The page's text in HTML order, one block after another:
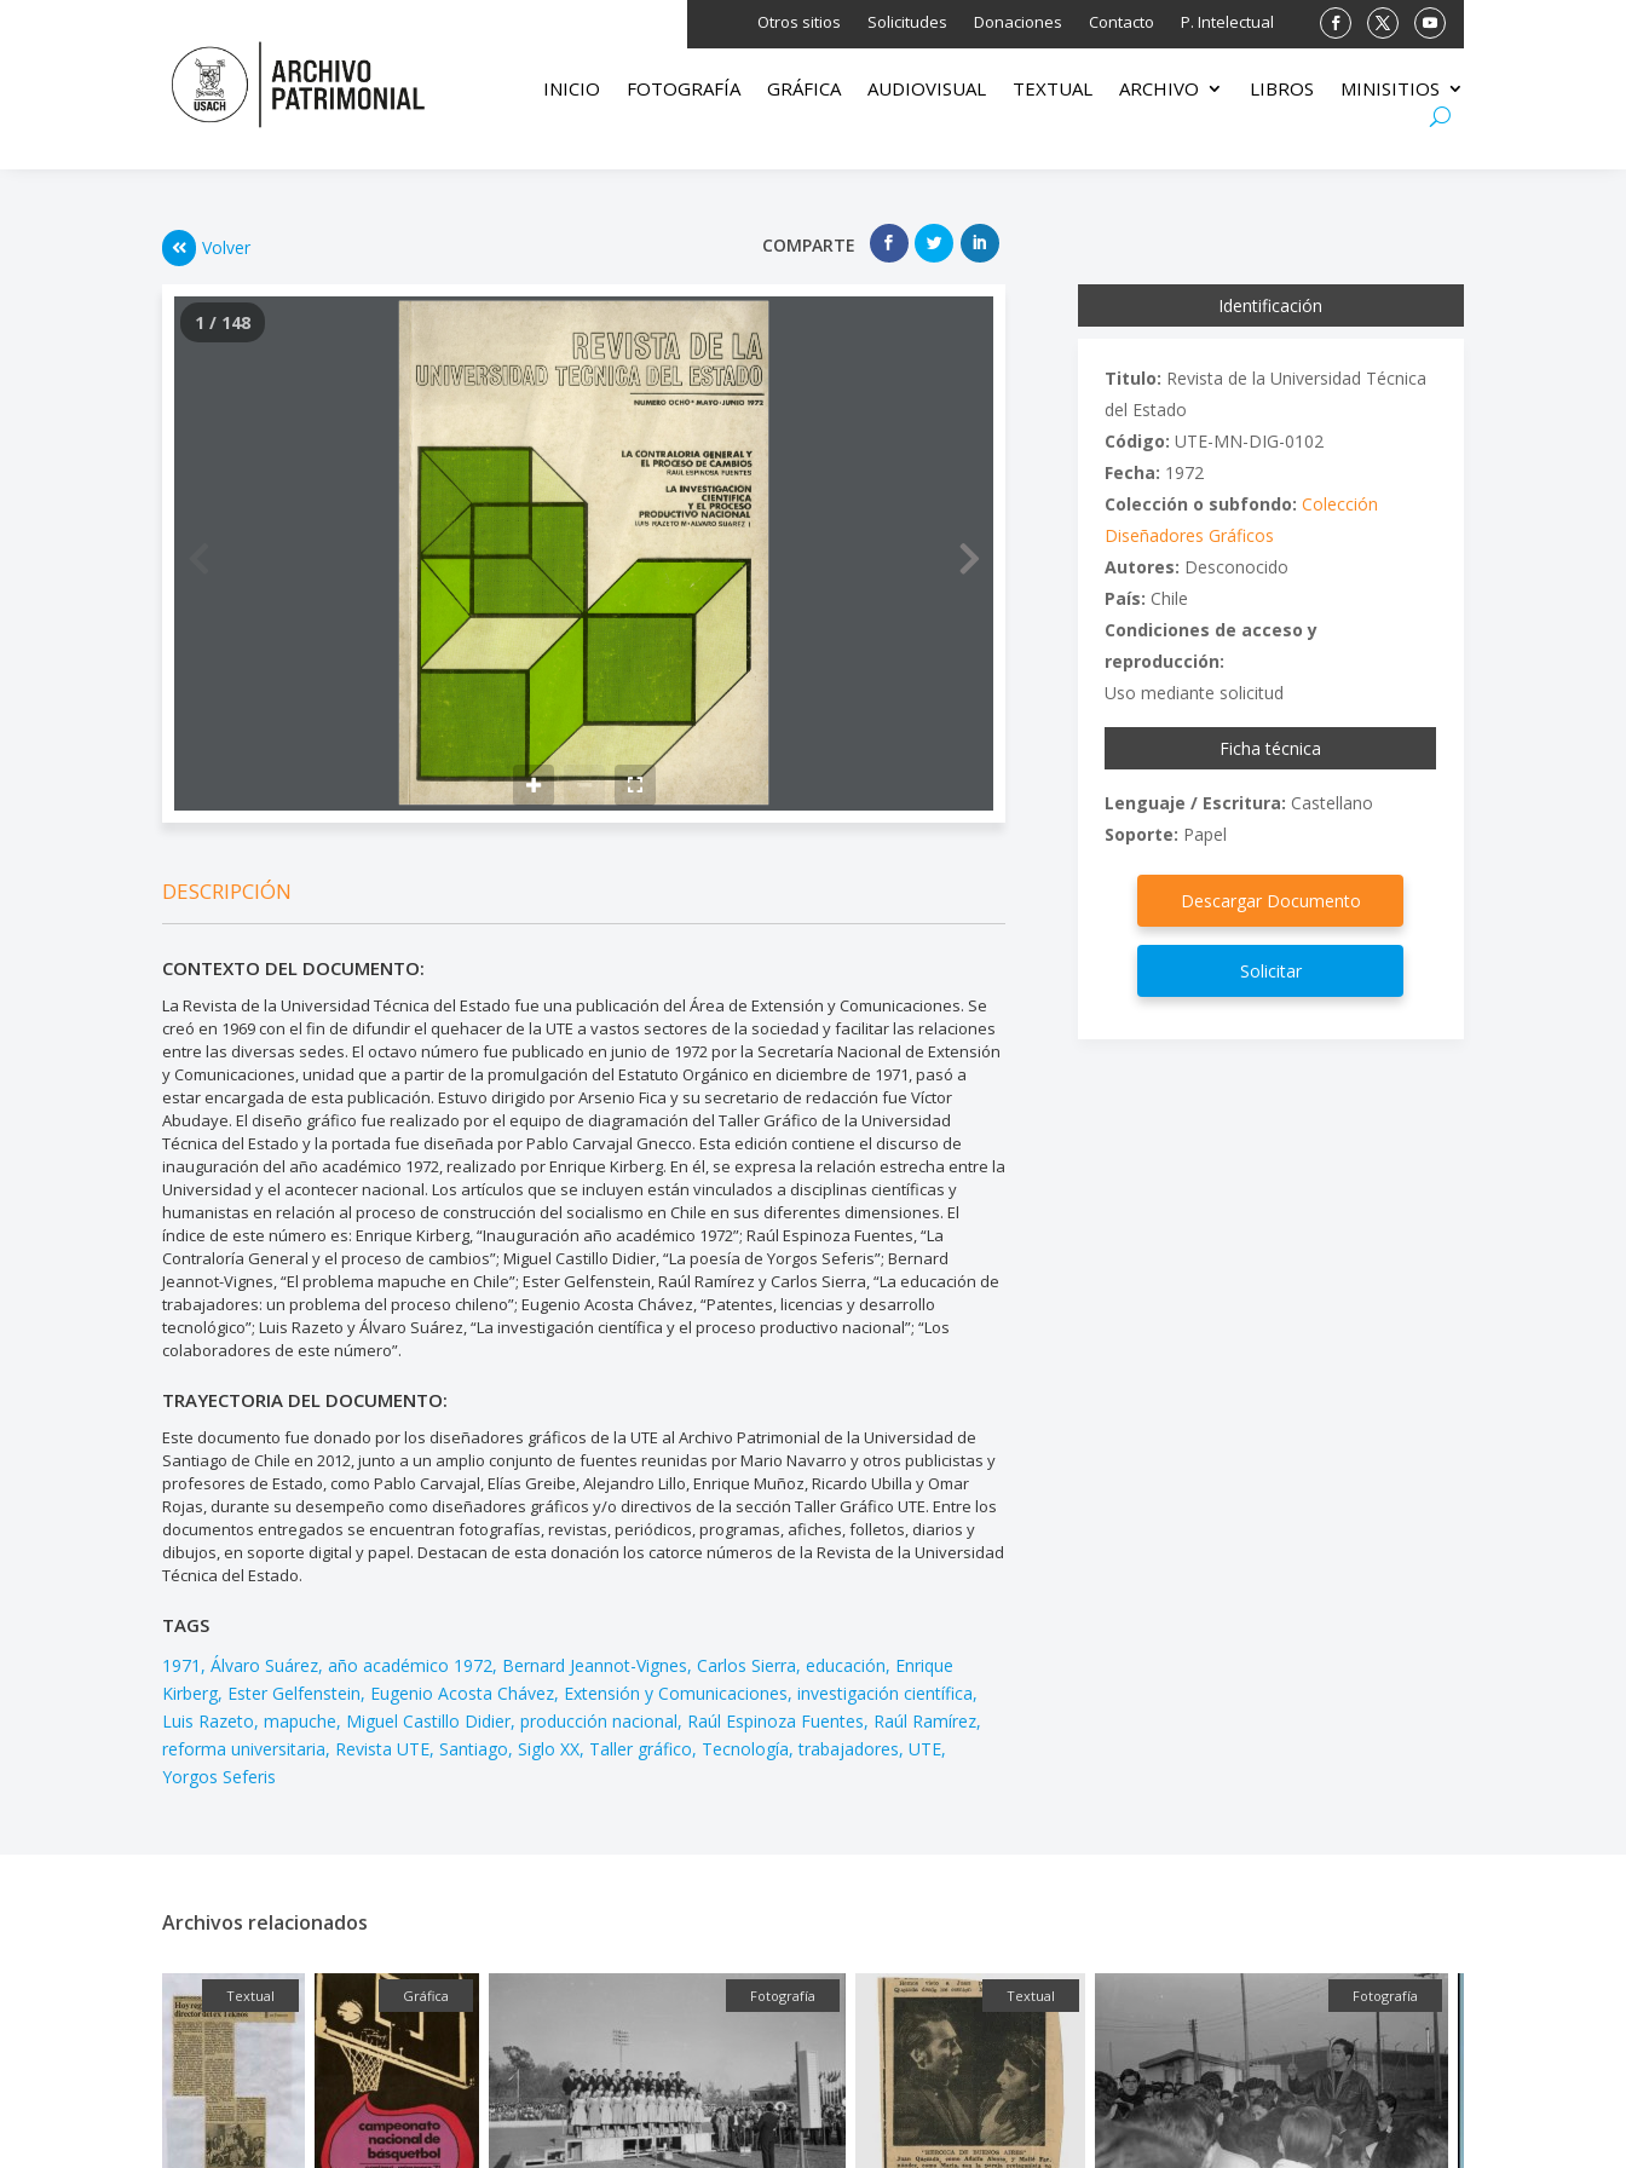
Otros sitios Solicitudes Donaciones Contacto P. Intelectual
INICIO FOTOGRAFÍA GRÁFICA AUDIOVISUAL TEXTUAL ARCHIVO LIBROS MINISITIOS
Volver COMPARTE
1 / 148
DESCRIPCIÓN
CONTEXTO DEL DOCUMENTO:
La Revista de la Universidad Técnica del Estado fue una publicación del Área de Extensión y Comunicaciones. Se
creó en 1969 con el fin de difundir el quehacer de la UTE a vastos sectores de la sociedad y facilitar las relaciones
entre las diversas sedes. El octavo número fue publicado en junio de 1972 por la Secretaría Nacional de Extensión
y Comunicaciones, unidad que a partir de la promulgación del Estatuto Orgánico en diciembre de 1971, pasó a
estar encargada de esta publicación. Estuvo dirigido por Arsenio Fica y su secretario de redacción fue Víctor
Abudaye. El diseño gráfico fue realizado por el equipo de diagramación del Taller Gráfico de la Universidad
Técnica del Estado y la portada fue diseñada por Pablo Carvajal Gnecco. Esta edición contiene el discurso de
inauguración del año académico 1972, realizado por Enrique Kirberg. En él, se expresa la relación estrecha entre la
Universidad y el acontecer nacional. Los artículos que se incluyen están vinculados a disciplinas científicas y
humanistas en relación al proceso de construcción del socialismo en Chile en sus diferentes dimensiones. El
índice de este número es: Enrique Kirberg, “Inauguración año académico 1972”; Raúl Espinoza Fuentes, “La
Contraloría General y el proceso de cambios”; Miguel Castillo Didier, “La poesía de Yorgos Seferis”; Bernard
Jeannot-Vignes, “El problema mapuche en Chile”; Ester Gelfenstein, Raúl Ramírez y Carlos Sierra, “La educación de
trabajadores: un problema del proceso chileno”; Eugenio Acosta Chávez, “Patentes, licencias y desarrollo
tecnológico”; Luis Razeto y Álvaro Suárez, “La investigación científica y el proceso productivo nacional”; “Los
colaboradores de este número”.
TRAYECTORIA DEL DOCUMENTO:
Este documento fue donado por los diseñadores gráficos de la UTE al Archivo Patrimonial de la Universidad de
Santiago de Chile en 2012, junto a un amplio conjunto de fuentes reunidas por Mario Navarro y otros publicistas y
profesores de Estado, como Pablo Carvajal, Elías Greibe, Alejandro Lillo, Enrique Muñoz, Ricardo Ubilla y Omar
Rojas, durante su desempeño como diseñadores gráficos y/o directivos de la sección Taller Gráfico UTE. Entre los
documentos entregados se encuentran fotografías, revistas, periódicos, programas, afiches, folletos, diarios y
dibujos, en soporte digital y papel. Destacan de esta donación los catorce números de la Revista de la Universidad
Técnica del Estado.
TAGS
1971 Álvaro Suárez año académico 1972 Bernard Jeannot-Vignes Carlos Sierra educación Enrique
Kirberg Ester Gelfenstein Eugenio Acosta Chávez Extensión y Comunicaciones investigación científica
Luis Razeto mapuche Miguel Castillo Didier producción nacional Raúl Espinoza Fuentes Raúl Ramírez
reforma universitaria Revista UTE Santiago Siglo XX Taller gráfico Tecnología trabajadores UTE
Yorgos Seferis
Identificación
Titulo: Revista de la Universidad Técnica
del Estado
Código: UTE-MN-DIG-0102
Fecha: 1972
Colección o subfondo: Colección
Diseñadores Gráficos
Autores: Desconocido
País: Chile
Condiciones de acceso y
reproducción:
Uso mediante solicitud
Ficha técnica
Lenguaje / Escritura: Castellano
Soporte: Papel
Descargar Documento
Solicitar
Archivos relacionados
Gráfica Textual Fotografía